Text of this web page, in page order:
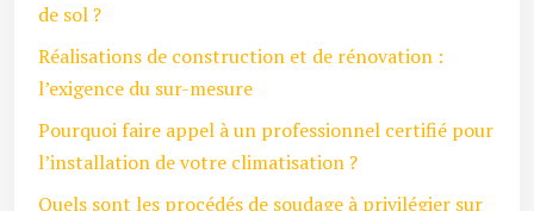
de sol ?
Réalisations de construction et de rénovation :
l’exigence du sur-mesure
Pourquoi faire appel à un professionnel certifié pour
l’installation de votre climatisation ?
Quels sont les procédés de soudage à privilégier sur